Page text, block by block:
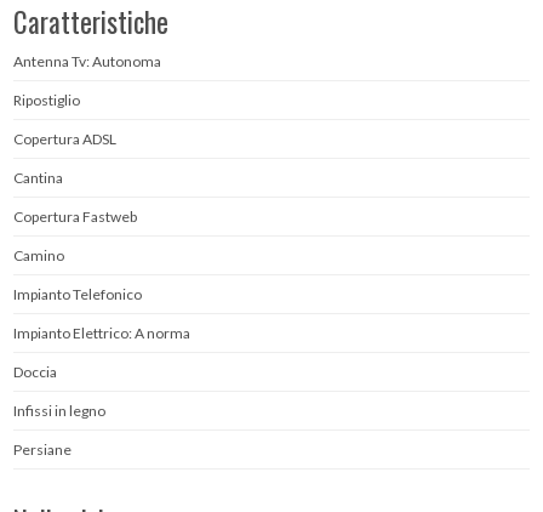
Caratteristiche
Antenna Tv: Autonoma
Ripostiglio
Copertura ADSL
Cantina
Copertura Fastweb
Camino
Impianto Telefonico
Impianto Elettrico: A norma
Doccia
Infissi in legno
Persiane